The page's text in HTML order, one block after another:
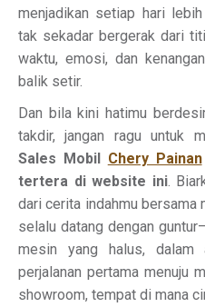
menjadikan setiap hari
tak sekadar bergerak dari
waktu, emosi, dan
balik setir.
Dan bila kini hatimu
takdir, jangan ragu untuk
Sales Mobil Chery Painan
tertera di website ini.
dari cerita indahmu bersama
selalu datang dengan
mesin yang halus, dalam
perjalanan pertama menuju
showroom, tempat di mana